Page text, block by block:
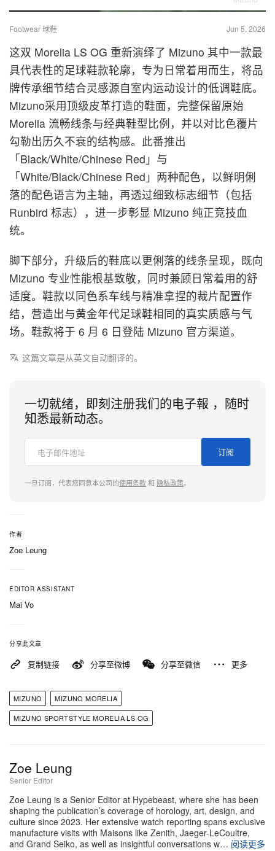
Footwear 球鞋 Jun 5, 2026
这双 Morelia LS OG 重新演绎了 Mizuno 其中一款最
具代表性的足球鞋款轮廓，专为日常着用而生，将品
牌传承细节结合灵感源自室内运动设计的低调鞋底。
Mizuno采用顶级皮革打造的鞋面，完整保留原始
Morelia 流畅线条与经典鞋型比例，并以对比色覆片
勾勒出历久不衰的结构感。此番推出
「Black/White/Chinese Red」与
「White/Black/Chinese Red」两种配色，以鲜明俐
落的配色语言为主轴，再透过细致标志细节（包括
Runbird 标志），进一步彰显 Mizuno 纯正竞技血
统。
脚下部分，升级后的鞋底以更俐落的线条呈现，既向
Mizuno 专业性能根基致敬，同时兼顾日常着用的舒
适度。鞋款以同色系车线与精准拿捏的裁片配置作
结，营造出与黄金年代足球鞋相同的真实质感与气
场。鞋款将于 6 月 6 日登陆 Mizuno 官方渠道。
这篇文章是从英文自动翻译的。
一切就绪，即刻注册我们的电子報 ，随时
知悉最新动态。
订阅
一旦订阅，代表您同意本公司的使用条款和 隐私政策。
作者
Zoe Leung
EDITOR ASSISTANT
Mai Vo
分享此文章
复制链接 分享至微博 分享至微信 更多
MIZUNO
MIZUNO MORELIA
MIZUNO SPORTSTYLE MORELIA LS OG
Zoe Leung
Senior Editor
Zoe Leung is a Senior Editor at Hypebeast, where she has been
shaping the publication’s coverage of horology, art, design, and
culture since 2023. Her extensive watch reporting spans exclusive
manufacture visits with Maisons like Zenith, Jaeger-LeCoultre,
and Grand Seiko, as well as insightful conversations w… 阅读更多